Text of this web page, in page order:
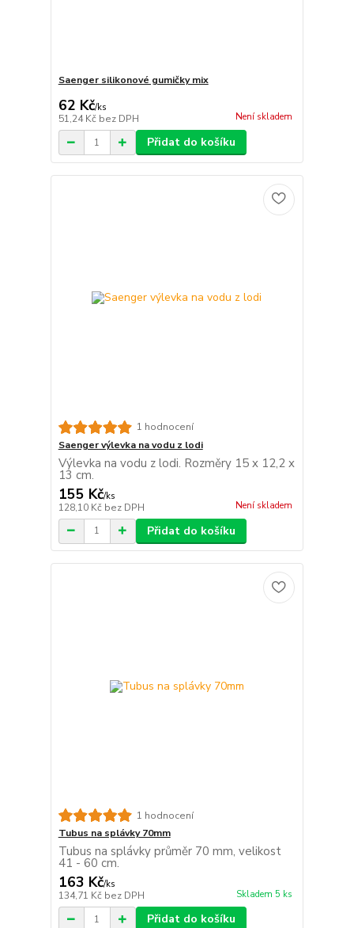
Saenger silikonové gumičky mix
62 Kč/ks
51,24 Kč bez DPH Není skladem
Přidat do košíku
1 hodnocení
Saenger výlevka na vodu z lodi
Výlevka na vodu z lodi. Rozměry 15 x 12,2 x
13 cm.
155 Kč/ks
128,10 Kč bez DPH Není skladem
Přidat do košíku
1 hodnocení
Tubus na splávky 70mm
Tubus na splávky průměr 70 mm, velikost
41 - 60 cm.
163 Kč/ks
134,71 Kč bez DPH Skladem 5 ks
Přidat do košíku